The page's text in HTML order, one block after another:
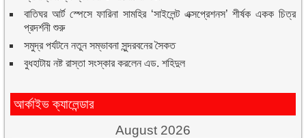
বাতিঘর আর্ট স্পেসে ফারিনা সামহির ‘সাইলেন্ট এক্সপ্রেশনস’ শীর্ষক একক চিত্র
প্রদর্শনী শুরু
সমুদ্র পর্যটনে নতুন সম্ভাবনা সুন্দরবনের সৈকত
বুধহাটায় নষ্ট রাস্তা সংস্কার করলেন এড. শহিদুল
আর্কাইভ ক্যালেন্ডার
August 2026